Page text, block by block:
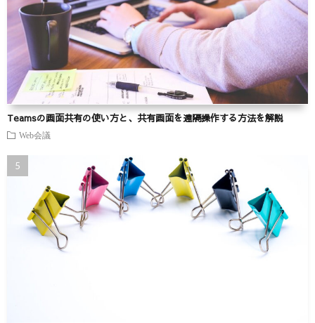
Teamsの画面共有の使い方と、共有画面を遠隔操作する方法を解説
Web会議